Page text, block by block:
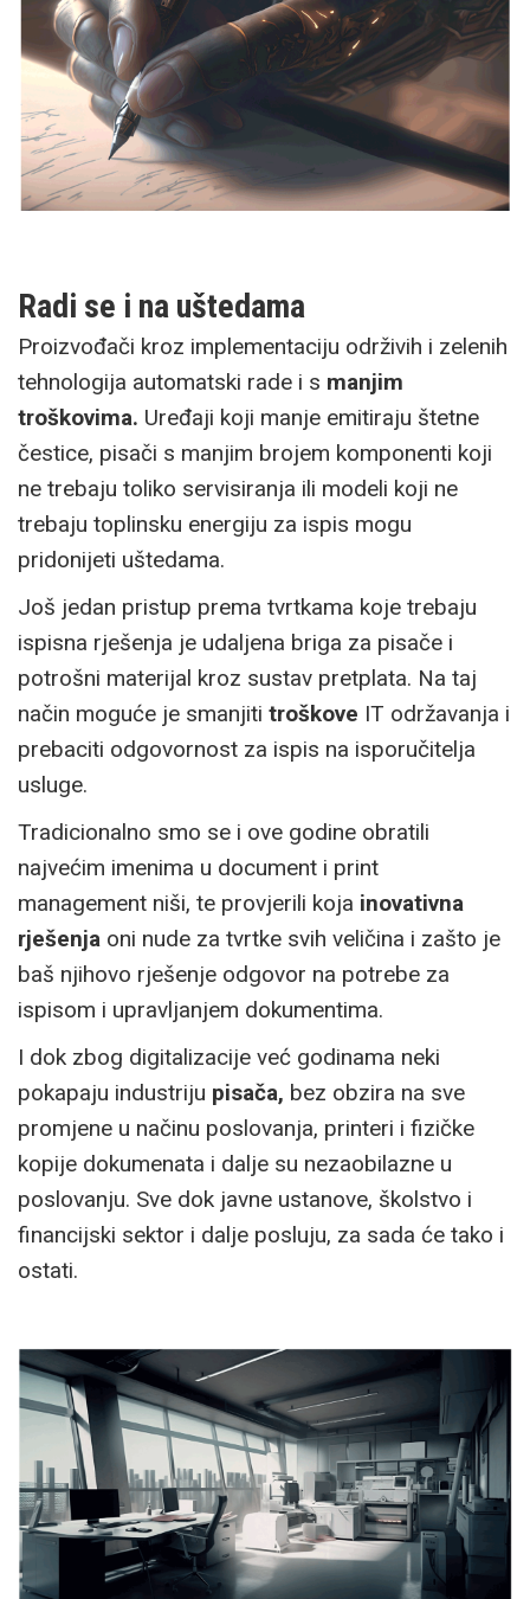
Radi se i na uštedama
Proizvođači kroz implementaciju održivih i zelenih
tehnologija automatski rade i s manjim
troškovima. Uređaji koji manje emitiraju štetne
čestice, pisači s manjim brojem komponenti koji
ne trebaju toliko servisiranja ili modeli koji ne
trebaju toplinsku energiju za ispis mogu
pridonijeti uštedama.
Još jedan pristup prema tvrtkama koje trebaju
ispisna rješenja je udaljena briga za pisače i
potrošni materijal kroz sustav pretplata. Na taj
način moguće je smanjiti troškove IT održavanja i
prebaciti odgovornost za ispis na isporučitelja
usluge.
Tradicionalno smo se i ove godine obratili
najvećim imenima u document i print
management niši, te provjerili koja inovativna
rješenja oni nude za tvrtke svih veličina i zašto je
baš njihovo rješenje odgovor na potrebe za
ispisom i upravljanjem dokumentima.
I dok zbog digitalizacije već godinama neki
pokapaju industriju pisača, bez obzira na sve
promjene u načinu poslovanja, printeri i fizičke
kopije dokumenata i dalje su nezaobilazne u
poslovanju. Sve dok javne ustanove, školstvo i
financijski sektor i dalje posluju, za sada će tako i
ostati.